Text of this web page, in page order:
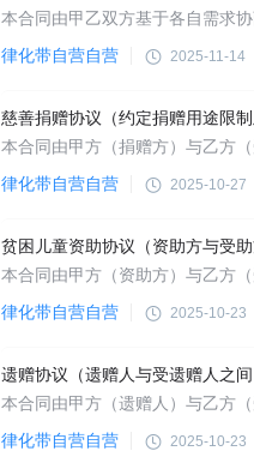
律化带自营自营 2025-11-14
慈善捐赠协议（约定捐赠用途限
律化带自营自营 2025-10-27
律化带自营自营 2025-10-23
遗赠协议（遗赠人与受遗赠人之
律化带自营自营 2025-10-23